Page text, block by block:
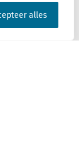
alles
global News
capacity of a
businesses. Our